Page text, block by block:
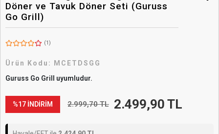
Uyumlu Modeller:
Guruss Go Grill: Set